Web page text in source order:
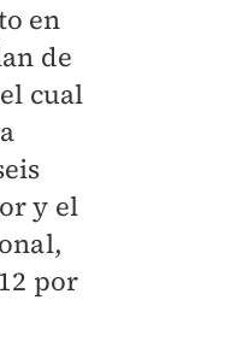
en
de
cual
y el
por